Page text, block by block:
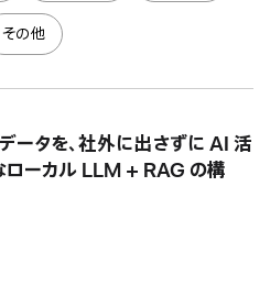
その他
タを、社外に出さずに AI 活
ーカル LLM + RAG の構